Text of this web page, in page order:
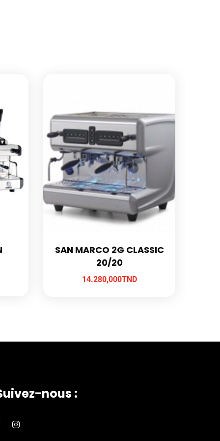
SAN MARCO 2G CLASSIC
20/20
14.280,000TND
nous :